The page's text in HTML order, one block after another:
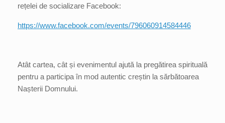
rețelei de socializare Facebook:
https://www.facebook.com/events/796060914584446
Atât cartea, cât și evenimentul ajută la pregătirea spirituală
pentru a participa în mod autentic creștin la sărbătoarea
Nașterii Domnului.